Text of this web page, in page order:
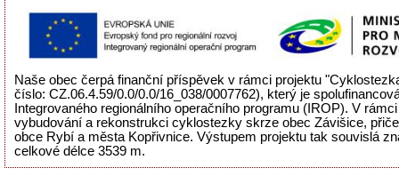
Naše obec čerpá finanční příspěvek v rámci projektu
číslo: CZ.06.4.59/0.0/0.0/16_038/0007762), který je
Integrovaného regionálního operačního programu (IROP). V
vybudování a rekonstrukci cyklostezky skrze obec Závišice,
obce Rybí a města Kopřivnice. Výstupem projektu tak souvislá
celkové délce 3539 m.